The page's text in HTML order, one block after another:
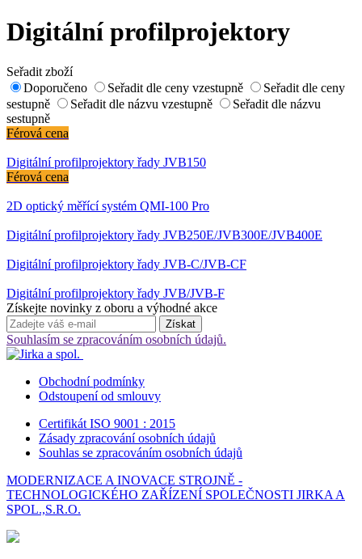
Digitální profilprojektory
Seřadit zboží
Doporučeno
Seřadit dle ceny vzestupně
Seřadit dle ceny
sestupně
Seřadit dle názvu vzestupně
Seřadit dle názvu
sestupně
Férová cena
Digitální profilprojektory řady JVB150
Férová cena
2D optický měřící systém QMI-100 Pro
Digitální profilprojektory řady JVB250E/JVB300E/JVB400E
Digitální profilprojektory řady JVB-C/JVB-CF
Digitální profilprojektory řady JVB/JVB-F
Získejte novinky z oboru a výhodné akce
Souhlasím se zpracováním osobních údajů.
Obchodní podmínky
Odstoupení od smlouvy
Certifikát ISO 9001 : 2015
Zásady zpracování osobních údajů
Souhlas se zpracováním osobních údajů
MODERNIZACE A INOVACE STROJNĚ -
TECHNOLOGICKÉHO ZAŘÍZENÍ SPOLEČNOSTI JIRKA A
SPOL.,S.R.O.